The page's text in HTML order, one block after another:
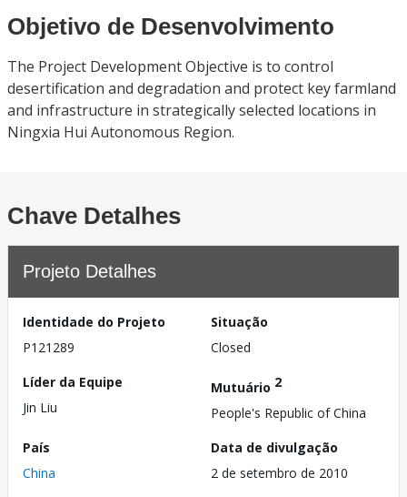
Objetivo de Desenvolvimento
The Project Development Objective is to control
desertification and degradation and protect key farmland
and infrastructure in strategically selected locations in
Ningxia Hui Autonomous Region.
Chave Detalhes
Projeto Detalhes
Identidade do Projeto
P121289
Situação
Closed
Líder da Equipe
Jin Liu
Mutuário 2
People's Republic of China
País
China
Data de divulgação
2 de setembro de 2010